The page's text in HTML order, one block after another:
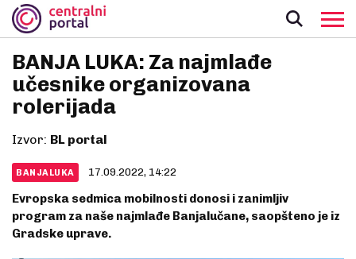
BANJA LUKA: Za najmlađe
učesnike organizovana
rolerijada
Izvor: BL portal
BANJALUKA 17.09.2022, 14:22
Evropska sedmica mobilnosti donosi i zanimljiv
program za naše najmlađe Banjalučane, saopšteno je iz
Gradske uprave.